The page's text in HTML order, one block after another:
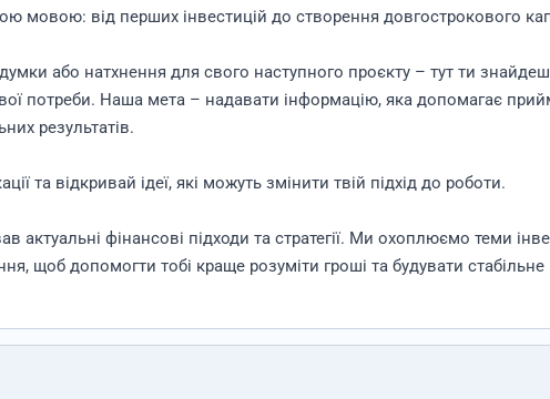
мовою: від перших інвестицій до створення довгострокового
або натхнення для свого наступного проєкту – тут ти знайдеш
потреби. Наша мета – надавати інформацію, яка допомагає
результатів.
та відкривай ідеї, які можуть змінити твій підхід до роботи.
фінансові підходи та стратегії. Ми охоплюємо теми
щоб допомогти тобі краще розуміти гроші та будувати стабільне